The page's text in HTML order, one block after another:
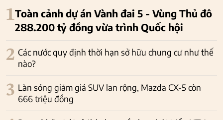
1Toàn cảnh dự án Vành đai 5 - Vùng Thủ đô
288.200 tỷ đồng vừa trình Quốc hội
2 Các nước quy định thời hạn sở hữu chung cư như thế
nào?
3 Làn sóng giảm giá SUV lan rộng, Mazda CX-5 còn
666 triệu đồng